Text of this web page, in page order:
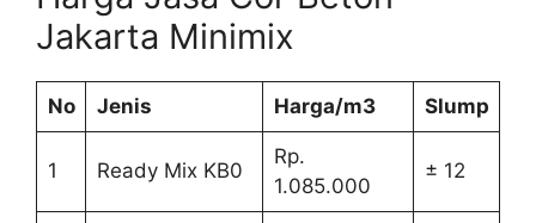
Jakarta Minimix
No Jenis Harga/m3 Slump
1 Ready Mix KB0
Rp.
1.085.000
± 12